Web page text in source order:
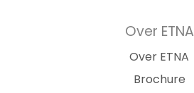
Over ETNA
Over ETNA
Brochure